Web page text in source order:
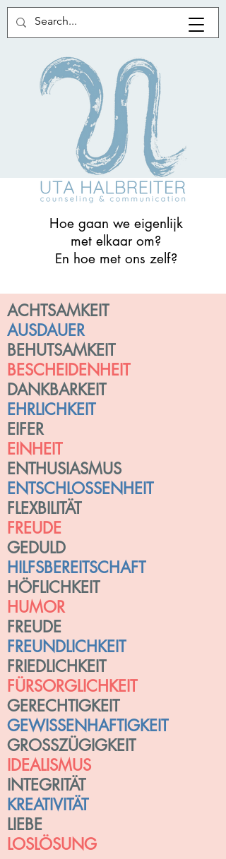
Hoe gaan we eigenlijk
met elkaar om?
En hoe met ons zelf?
ACHTSAMKEIT
AUSDAUER
BEHUTSAMKEIT
BESCHEIDENHEIT
DANKBARKEIT
EHRLICHKEIT
EIFER
EINHEIT
ENTHUSIASMUS
ENTSCHLOSSENHEIT
FLEXBILITÄT
FREUDE
GEDULD
HILFSBEREITSCHAFT
HÖFLICHKEIT
HUMOR
FREUDE
FREUNDLICHKEIT
FRIEDLICHKEIT
FÜRSORGLICHKEIT
GERECHTIGKEIT
GEWISSENHAFTIGKEIT
GROSSZÜGIGKEIT
IDEALISMUS
INTEGRITÄT
KREATIVITÄT
LIEBE
LOSLÖSUNG